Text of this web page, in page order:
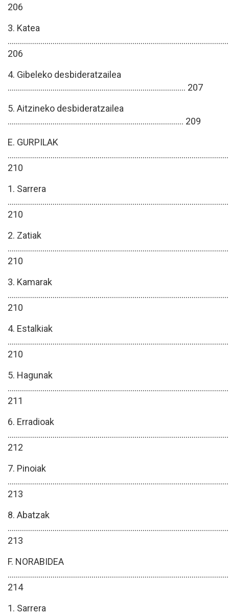
206
3. Katea
206
4. Gibeleko desbideratzailea
....................................................................................... 207
5. Aitzineko desbideratzailea
...................................................................................... 209
E. GURPILAK
210
1. Sarrera
210
2. Zatiak
210
3. Kamarak
210
4. Estalkiak
210
5. Hagunak
211
6. Erradioak
212
7. Pinoiak
213
8. Abatzak
213
F. NORABIDEA
214
1. Sarrera